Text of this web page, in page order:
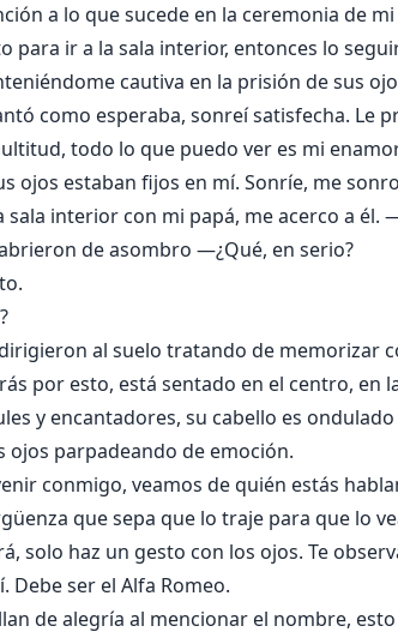
a lo que sucede en la ceremonia de
para ir a la sala interior, entonces lo
cautiva en la prisión de sus
como esperaba, sonreí satisfecha. Le
todo lo que puedo ver es mi
ojos estaban fijos en mí. Sonríe, me
sala interior con mi papá, me acerco a
de asombro —¿Qué, en serio?
al suelo tratando de memorizar
por esto, está sentado en el centro, en
y encantadores, su cabello es
ojos parpadeando de emoción.
conmigo, veamos de quién estás
que sepa que lo traje para que lo
solo haz un gesto con los ojos. Te
Debe ser el Alfa Romeo.
de alegría al mencionar el nombre,